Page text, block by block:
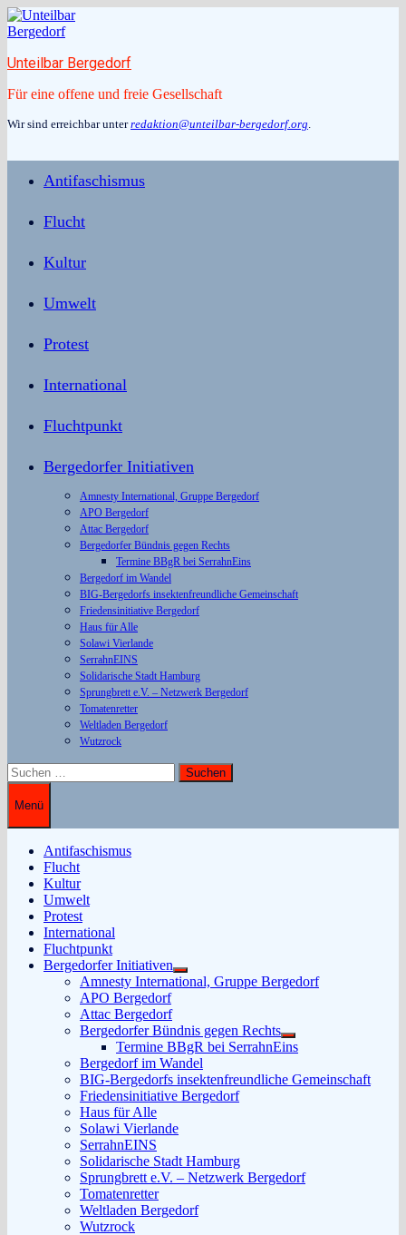
Zum
Inhalt
Unteilbar Bergedorf
Für eine offene und freie Gesellschaft
Wir sind erreichbar unterredaktion@unteilbar-bergedorf.org.
Antifaschismus
Flucht
Kultur
Umwelt
Protest
International
Fluchtpunkt
Bergedorfer Initiativen
Amnesty International, Gruppe Bergedorf
APO Bergedorf
Attac Bergedorf
Bergedorfer Bündnis gegen Rechts
Termine BBgR bei SerrahnEins
Bergedorf im Wandel
BIG-Bergedorfs insektenfreundliche Gemeinschaft
Friedensinitiative Bergedorf
Haus für Alle
Solawi Vierlande
SerrahnEINS
Solidarische Stadt Hamburg
Sprungbrett e.V. – Netzwerk Bergedorf
Tomatenretter
Weltladen Bergedorf
Wutzrock
Suchen
nach:
Menü
Antifaschismus
Flucht
Kultur
Umwelt
Protest
International
Fluchtpunkt
Bergedorfer Initiativen
Untermenü
anzeigen
Amnesty International, Gruppe Bergedorf
APO Bergedorf
Attac Bergedorf
Bergedorfer Bündnis gegen Rechts
Untermenü
anzeigen
Termine BBgR bei SerrahnEins
Bergedorf im Wandel
BIG-Bergedorfs insektenfreundliche Gemeinschaft
Friedensinitiative Bergedorf
Haus für Alle
Solawi Vierlande
SerrahnEINS
Solidarische Stadt Hamburg
Sprungbrett e.V. – Netzwerk Bergedorf
Tomatenretter
Weltladen Bergedorf
Wutzrock